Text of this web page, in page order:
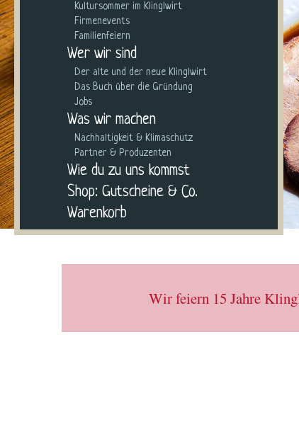
Kultursommer im Klinglwirt
Firmenevents
Familienfeiern
Wer wir sind
Der alte und der neue Klinglwirt
Das Buch über die Gründung
Jobs
Was wir machen
Nachhaltigkeit & Klimaschutz
Partner & Produzenten
Wie du zu uns kommst
Shop: Gutscheine & Co.
Warenkorb
Wir feiern 15 Jahre